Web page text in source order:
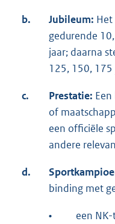
b. Jubileum: Het
gedurende
jaar; daarna
125, 150, 175
c. Prestatie:
of
een officiële
andere
d.
binding met
• een